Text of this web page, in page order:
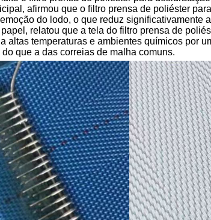
afirmou que o filtro prensa de poliéster
do lodo, o que reduz significativamente
relatou que a tela do filtro prensa de
altas temperaturas e ambientes químicos por
que a das correias de malha comuns.